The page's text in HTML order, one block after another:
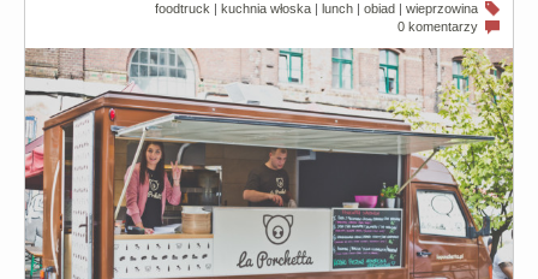
foodtruck
kuchnia włoska lunch obiad
wieprzowina
0 komentarzy